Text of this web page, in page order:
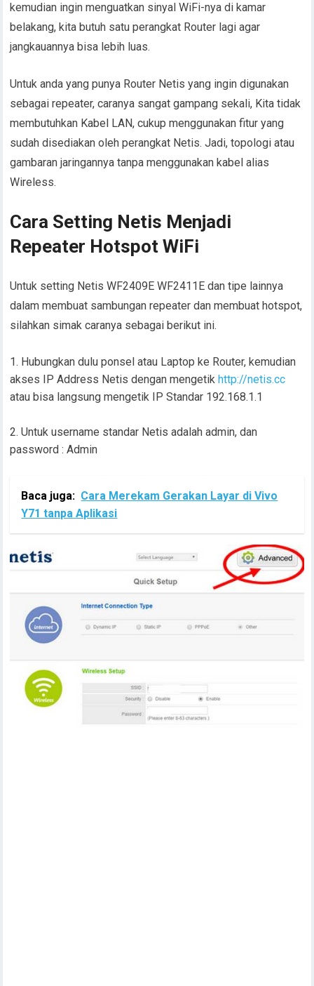
kemudian ingin menguatkan sinyal WiFi-nya di kamar
belakang, kita butuh satu perangkat Router lagi agar
jangkauannya bisa lebih luas.
Untuk anda yang punya Router Netis yang ingin digunakan
sebagai repeater, caranya sangat gampang sekali, Kita tidak
membutuhkan Kabel LAN, cukup menggunakan fitur yang
sudah disediakan oleh perangkat Netis. Jadi, topologi atau
gambaran jaringannya tanpa menggunakan kabel alias
Wireless.
Cara Setting Netis Menjadi
Repeater Hotspot WiFi
Untuk setting Netis WF2409E WF2411E dan tipe lainnya
dalam membuat sambungan repeater dan membuat hotspot,
silahkan simak caranya sebagai berikut ini.
Hubungkan dulu ponsel atau Laptop ke Router, kemudian
akses IP Address Netis dengan mengetik http://netis.cc
atau bisa langsung mengetik IP Standar 192.168.1.1
Untuk username standar Netis adalah admin, dan
password : Admin
Baca juga: Cara Merekam Gerakan Layar di Vivo
Y71 tanpa Aplikasi